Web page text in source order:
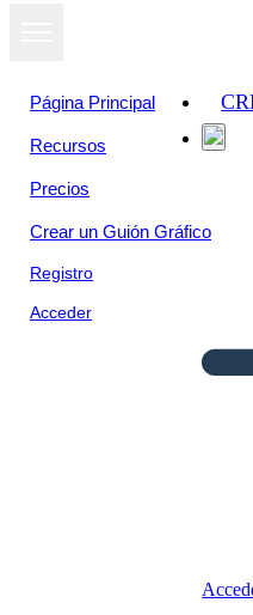
Página Principal
Recursos
Precios
Crear un Guión Gráfico
Registro
Acceder
Copie
Ver como
presentación